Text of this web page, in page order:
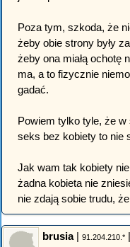
Poza tym, szkoda, że
żeby obie strony były
żeby ona miałą ochotę
ma, a to fizycznie
gadać.
Powiem tylko tyle, że
seks bez kobiety to nie
Jak wam tak kobiety
żadna kobieta nie
nie zdają sobie trudu,
brusia| 91.204.210.* |